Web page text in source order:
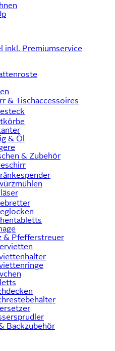
inkl. Premiumservice
& Tischaccessoires
& Öl
& Zubehör
& Pfefferstreuer
Backzubehör